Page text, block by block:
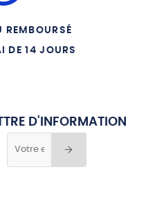
REMBOURSÉ
DE 14 JOURS
D'INFORMATION